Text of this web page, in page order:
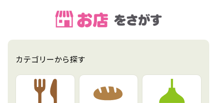
カテゴリーから探す